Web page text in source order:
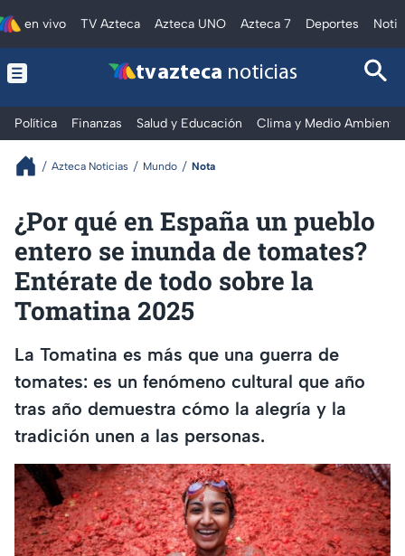
en vivo TV Azteca Azteca UNO Azteca 7 Deportes
tv azteca noticias
Política Finanzas Salud y Educación Clima y Medio Ambiente
Azteca Noticias Mundo Nota
¿Por qué en España un pueblo
entero se inunda de tomates?
Entérate de todo sobre la
Tomatina 2025
La Tomatina es más que una guerra de
tomates: es un fenómeno cultural que año
tras año demuestra cómo la alegría y la
tradición unen a las personas.